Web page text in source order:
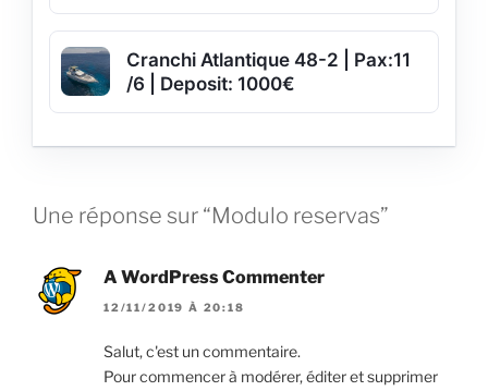
Cranchi Atlantique 48-2 | Pax:11
/6 | Deposit: 1000€
Une réponse sur “Modulo reservas”
A WordPress Commenter
12/11/2019 À 20:18
Salut, c'est un commentaire.
Pour commencer à modérer, éditer et supprimer